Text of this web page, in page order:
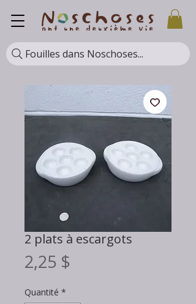
Fouilles dans Noschoses...
2 plats à escargots
2,25 $
Quantité *